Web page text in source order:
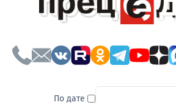
По дате To search